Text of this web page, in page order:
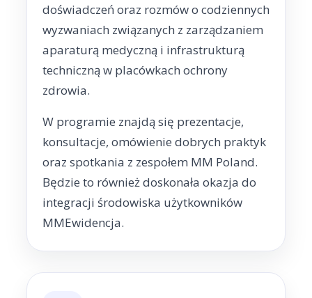
doświadczeń oraz rozmów o codziennych
wyzwaniach związanych z zarządzaniem
aparaturą medyczną i infrastrukturą
techniczną w placówkach ochrony
zdrowia.
W programie znajdą się prezentacje,
konsultacje, omówienie dobrych praktyk
oraz spotkania z zespołem MM Poland.
Będzie to również doskonała okazja do
integracji środowiska użytkowników
MMEwidencja.